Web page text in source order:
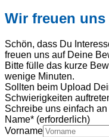
Wir freuen
Schön, dass Du
freuen uns auf Deine
Bitte fülle das kurze
wenige Minuten.
Sollten beim Upload
Schwierigkeiten
Schreibe uns einfach an
Name* (erforderlich)
Vorname